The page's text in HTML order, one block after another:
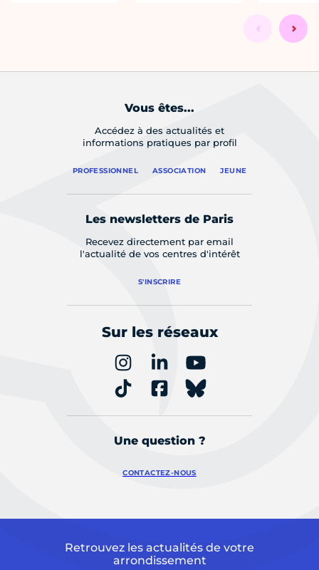
Vous êtes...
Accédez à des actualités et
informations pratiques par profil
PROFESSIONNEL ASSOCIATION JEUNE
Les newsletters de Paris
Recevez directement par email
l'actualité de vos centres d'intérêt
S'INSCRIRE
Sur les réseaux
Une question ?
CONTACTEZ-NOUS
Retrouvez les actualités de votre
arrondissement